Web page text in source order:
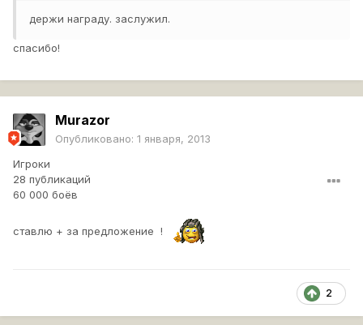
держи награду. заслужил.
спасибо!
Murazor
Опубликовано: 1 января, 2013
Игроки
28 публикаций
60 000 боёв
ставлю + за предложение !
2